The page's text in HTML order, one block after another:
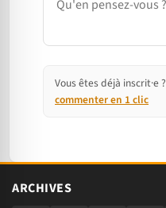
Vous êtes déjà inscrit·e ?
commenter en 1 clic
ARCHIVES